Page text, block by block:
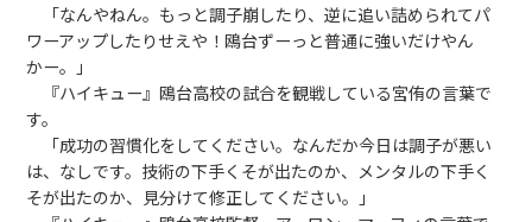
「なんやねん。もっと調子崩したり、逆に追い詰められてパ
ワーアップしたりせえや！鴎台ずーっと普通に強いだけやん
かー。」
『ハイキュー』鴎台高校の試合を観戦している宮侑の言葉で
す。
「成功の習慣化をしてください。なんだか今日は調子が悪い
は、なしです。技術の下手くそが出たのか、メンタルの下手く
そが出たのか、見分けて修正してください。」